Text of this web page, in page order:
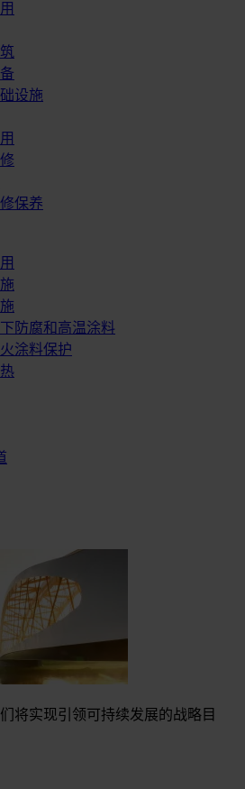
设施
保养
防腐和高温涂料
涂料保护
将实现引领可持续发展的战略目